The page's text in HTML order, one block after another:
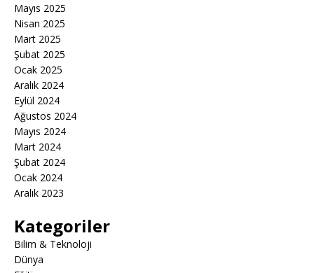
Mayıs 2025
Nisan 2025
Mart 2025
Şubat 2025
Ocak 2025
Aralık 2024
Eylül 2024
Ağustos 2024
Mayıs 2024
Mart 2024
Şubat 2024
Ocak 2024
Aralık 2023
Kategoriler
Bilim & Teknoloji
Dünya